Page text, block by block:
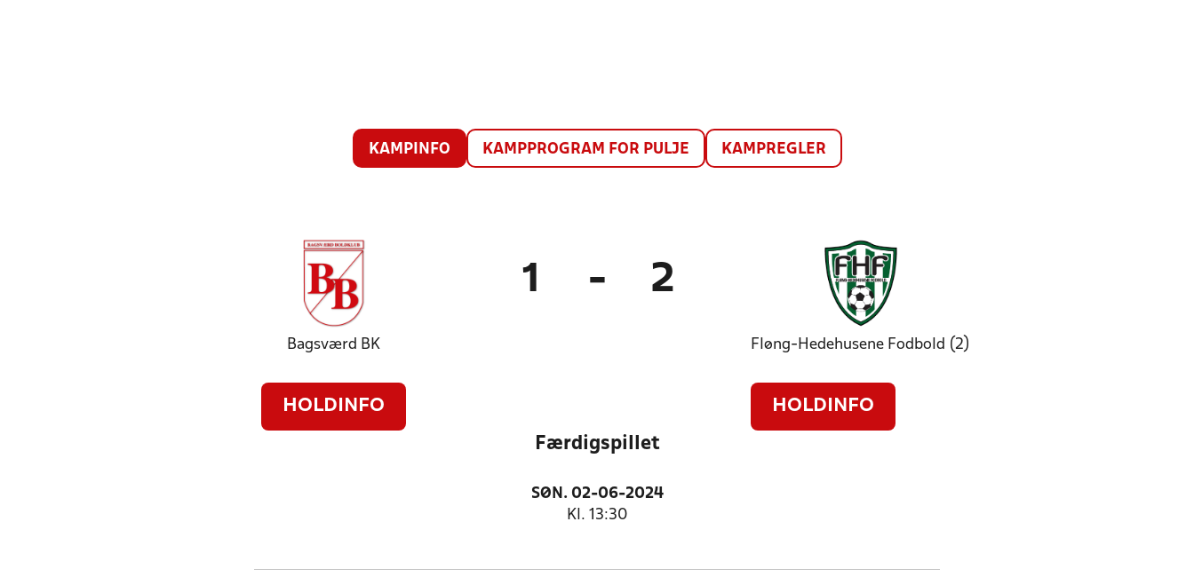
KAMPINFO KAMPPROGRAM FOR PULJE KAMPREGLER
Bagsværd BK
HOLDINFO
1 - 2
Fløng-Hedehusene Fodbold (2)
HOLDINFO
Færdigspillet
SØN. 02-06-2024
Kl. 13:30